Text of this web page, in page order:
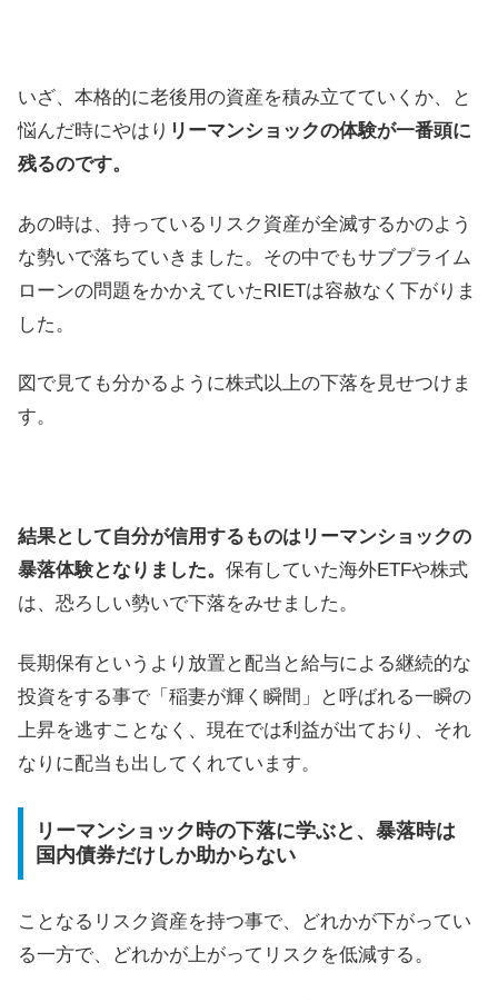
いざ、本格的に老後用の資産を積み立てていくか、と
悩んだ時にやはり リーマンショックの体験が一番頭に
残るのです。
あの時は、持っているリスク資産が全滅するかのよう
な勢いで落ちていきました。その中でもサブプライム
ローンの問題をかかえていたRIETは容赦なく下がりま
した。
図で見ても分かるように株式以上の下落を見せつけま
す。
結果として自分が信用するものはリーマンショックの
暴落体験となりました。 保有していた海外ETFや株式
は、恐ろしい勢いで下落をみせました。
長期保有というより放置と配当と給与による継続的な
投資をする事で「稲妻が輝く瞬間」と呼ばれる一瞬の
上昇を逃すことなく、現在では利益が出ており、それ
なりに配当も出してくれています。
リーマンショック時の下落に学ぶと、暴落時は
国内債券だけしか助からない
ことなるリスク資産を持つ事で、どれかが下がってい
る一方で、どれかが上がってリスクを低減する。